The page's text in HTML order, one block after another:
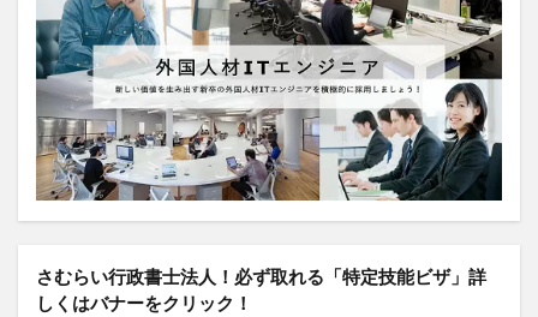
さむらい行政書士法人！必ず取れる「特定技能ビザ」詳
しくはバナーをクリック！